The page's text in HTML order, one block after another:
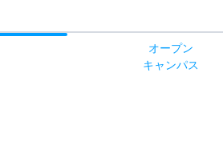
オープン
キャンパス